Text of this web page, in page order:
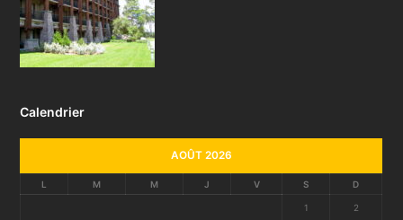
Calendrier
AOÛT 2026
L M M J V S D
1 2